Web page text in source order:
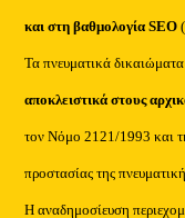
και στη βαθμολογία SEO
Τα πνευματικά
αποκλειστικά στους
τον Νόμο 2121/1993 και
προστασίας της
Η αναδημοσίευση